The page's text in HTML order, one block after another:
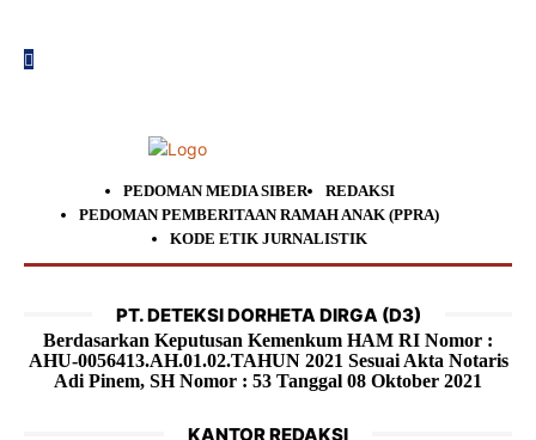
PEDOMAN MEDIA SIBER
REDAKSI
PEDOMAN PEMBERITAAN RAMAH ANAK (PPRA)
KODE ETIK JURNALISTIK
PT. DETEKSI DORHETA DIRGA (D3)
Berdasarkan Keputusan Kemenkum HAM RI Nomor :
AHU-0056413.AH.01.02.TAHUN 2021 Sesuai Akta Notaris
Adi Pinem, SH Nomor : 53 Tanggal 08 Oktober 2021
KANTOR REDAKSI